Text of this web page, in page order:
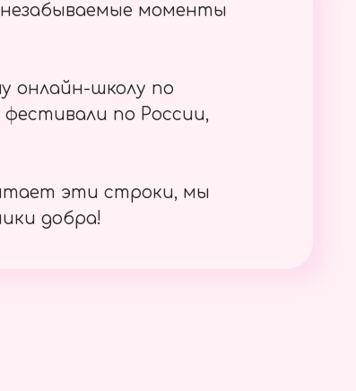
моменты
онлайн-школу по
по России,
эти строки, мы
добра!